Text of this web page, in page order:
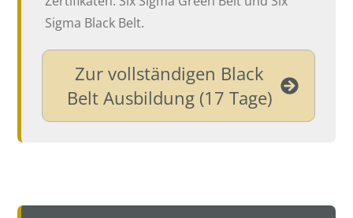
Sigma Black Belt.
Zur vollständigen Black
Belt Ausbildung (17 Tage)